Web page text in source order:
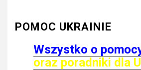
POMOC UKRAINIE
Wszystko o
oraz poradniki dla